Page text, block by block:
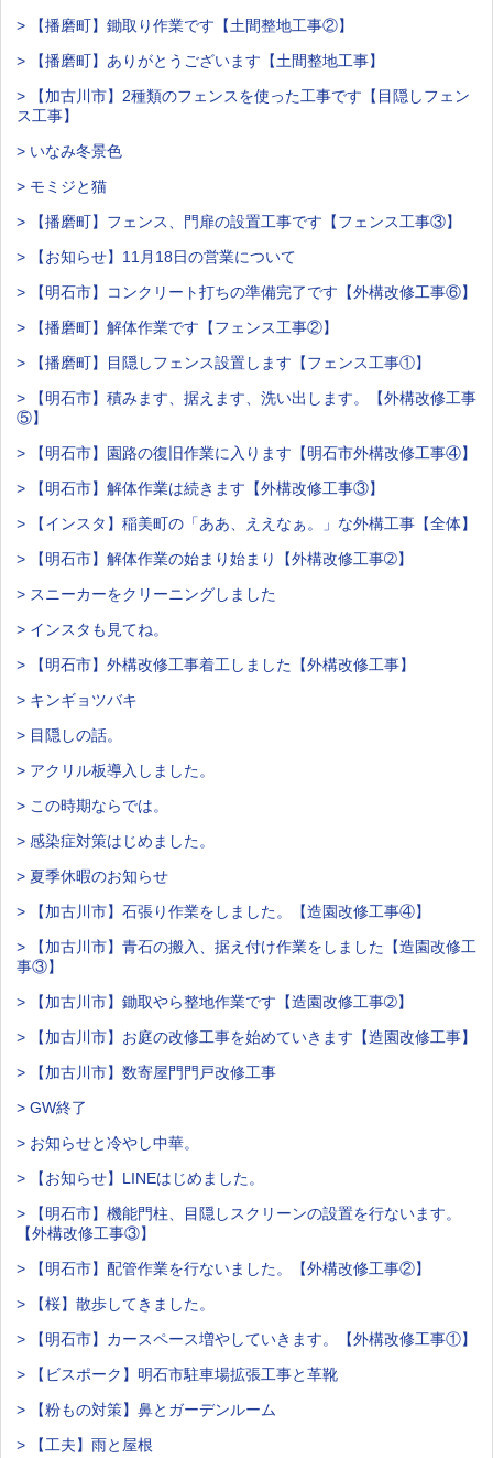
> 【播磨町】鋤取り作業です【土間整地工事②】
> 【播磨町】ありがとうございます【土間整地工事】
> 【加古川市】2種類のフェンスを使った工事です【目隠しフェン
ス工事】
> いなみ冬景色
> モミジと猫
> 【播磨町】フェンス、門扉の設置工事です【フェンス工事③】
> 【お知らせ】11月18日の営業について
> 【明石市】コンクリート打ちの準備完了です【外構改修工事⑥】
> 【播磨町】解体作業です【フェンス工事②】
> 【播磨町】目隠しフェンス設置します【フェンス工事①】
> 【明石市】積みます、据えます、洗い出します。【外構改修工事
⑤】
> 【明石市】園路の復旧作業に入ります【明石市外構改修工事④】
> 【明石市】解体作業は続きます【外構改修工事③】
> 【インスタ】稲美町の「ああ、ええなぁ。」な外構工事【全体】
> 【明石市】解体作業の始まり始まり【外構改修工事➁】
> スニーカーをクリーニングしました
> インスタも見てね。
> 【明石市】外構改修工事着工しました【外構改修工事】
> キンギョツバキ
> 目隠しの話。
> アクリル板導入しました。
> この時期ならでは。
> 感染症対策はじめました。
> 夏季休暇のお知らせ
> 【加古川市】石張り作業をしました。【造園改修工事④】
> 【加古川市】青石の搬入、据え付け作業をしました【造園改修工
事③】
> 【加古川市】鋤取やら整地作業です【造園改修工事➁】
> 【加古川市】お庭の改修工事を始めていきます【造園改修工事】
> 【加古川市】数寄屋門門戸改修工事
> GW終了
> お知らせと冷やし中華。
> 【お知らせ】LINEはじめました。
> 【明石市】機能門柱、目隠しスクリーンの設置を行ないます。
【外構改修工事③】
> 【明石市】配管作業を行ないました。【外構改修工事②】
> 【桜】散歩してきました。
> 【明石市】カースペース増やしていきます。【外構改修工事①】
> 【ビスポーク】明石市駐車場拡張工事と革靴
> 【粉もの対策】鼻とガーデンルーム
> 【工夫】雨と屋根